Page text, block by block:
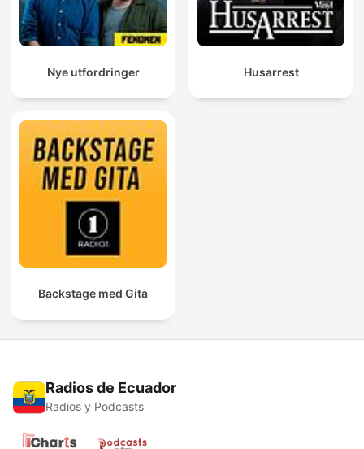
Nye utfordringer Husarrest
Backstage med Gita
Radios de Ecuador
Radios y Podcasts